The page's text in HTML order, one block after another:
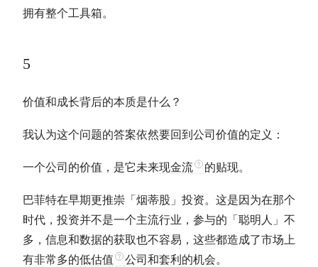
拥有整个工具箱。
5
价值和成长背后的本质是什么？
我认为这个问题的答案依然要回到公司价值的定义：
一个公司的价值，是它未来现金流 的贴现。
巴菲特在早期更推崇「烟蒂股」投资。这是因为在那个
时代，投资并不是一个主流行业，参与的「聪明人」不
多，信息和数据的获取也不容易，这些都造成了市场上
有非常多的低估值 公司和套利的机会。